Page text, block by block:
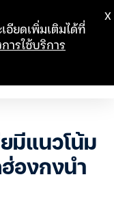
ยมีแนวโน้ม
องกงนำ
อียดเพิ่มเติมได้ที่
ารใช้บริการ
X